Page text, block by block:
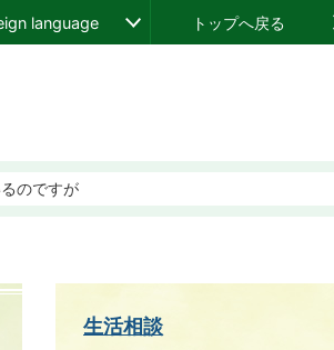
language トップへ戻る
のですが
生活相談